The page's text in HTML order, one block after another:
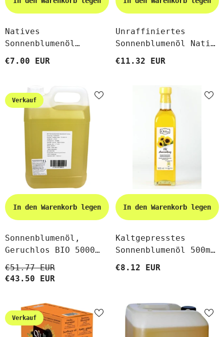
Natives
Sonnenblumenöl
€7.00 EUR
Unraffiniertes
Sonnenblumenöl Nativ
€11.32 EUR
Verkauf
In den Warenkorb legen
Sonnenblumenöl,
Geruchlos BIO 5000
Ml - HORECA
€51.77 EUR
€43.50 EUR
In den Warenkorb legen
Kaltgepresstes
Sonnenblumenöl 500ml
OLVITA
€8.12 EUR
Verkauf